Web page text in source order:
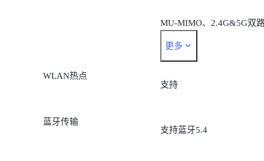
MU-MIMO、2.4G&5G双
并发功能
更多
WLAN热点
支持
蓝牙传输
支持蓝牙5.4